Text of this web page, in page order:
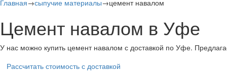
Главная→сыпучие материалы→цемент навалом
Цемент навалом в Уфе
У нас можно купить цемент навалом с доставкой по Уфе.
Рассчитать стоимость с доставкой